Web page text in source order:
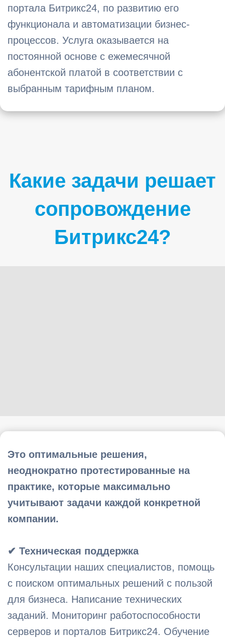
портала Битрикс24, по развитию его
функционала и автоматизации бизнес-
процессов. Услуга оказывается на
постоянной основе с ежемесячной
абонентской платой в соответствии с
выбранным тарифным планом.
Какие задачи решает
сопровождение
Битрикс24?
Это оптимальные решения,
неоднократно протестированные на
практике, которые максимально
учитывают задачи каждой конкретной
компании.
✔ Техническая поддержка
Консультации наших специалистов, помощь
с поиском оптимальных решений с пользой
для бизнеса. Написание технических
заданий. Мониторинг работоспособности
серверов и порталов Битрикс24. Обучение